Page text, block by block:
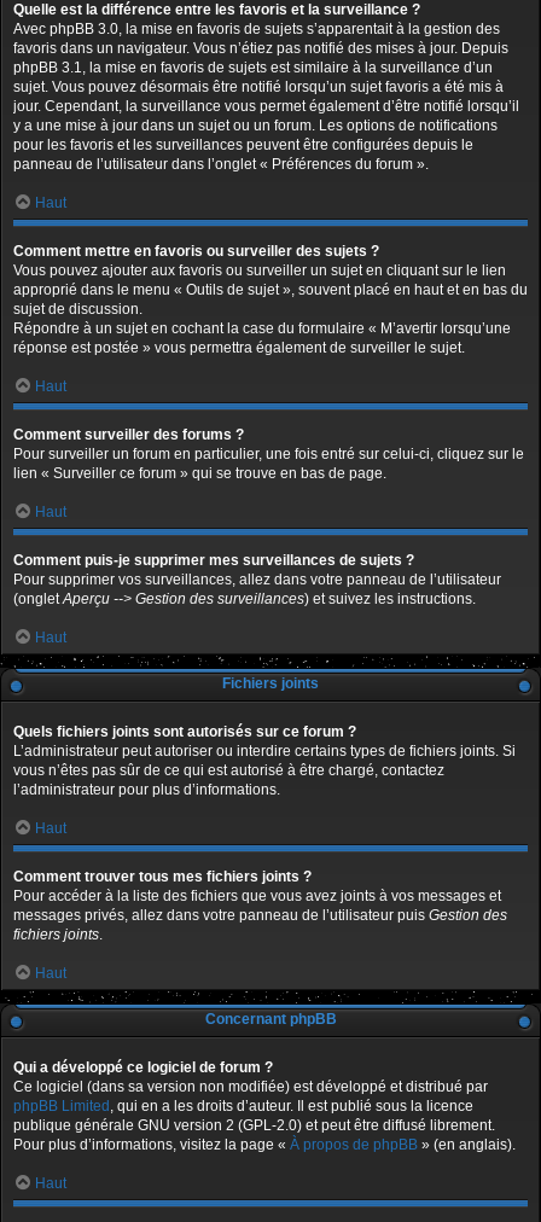
Quelle est la différence entre les favoris et la surveillance ?
Avec phpBB 3.0, la mise en favoris de sujets s’apparentait à la gestion des
favoris dans un navigateur. Vous n’étiez pas notifié des mises à jour. Depuis
phpBB 3.1, la mise en favoris de sujets est similaire à la surveillance d’un
sujet. Vous pouvez désormais être notifié lorsqu’un sujet favoris a été mis à
jour. Cependant, la surveillance vous permet également d’être notifié lorsqu’il
y a une mise à jour dans un sujet ou un forum. Les options de notifications
pour les favoris et les surveillances peuvent être configurées depuis le
panneau de l’utilisateur dans l’onglet « Préférences du forum ».
Haut
Comment mettre en favoris ou surveiller des sujets ?
Vous pouvez ajouter aux favoris ou surveiller un sujet en cliquant sur le lien
approprié dans le menu « Outils de sujet », souvent placé en haut et en bas du
sujet de discussion.
Répondre à un sujet en cochant la case du formulaire « M’avertir lorsqu’une
réponse est postée » vous permettra également de surveiller le sujet.
Haut
Comment surveiller des forums ?
Pour surveiller un forum en particulier, une fois entré sur celui-ci, cliquez sur le
lien « Surveiller ce forum » qui se trouve en bas de page.
Haut
Comment puis-je supprimer mes surveillances de sujets ?
Pour supprimer vos surveillances, allez dans votre panneau de l’utilisateur
(ongletAperçu --> Gestion des surveillances) et suivez les instructions.
Haut
Fichiers joints
Quels fichiers joints sont autorisés sur ce forum ?
L’administrateur peut autoriser ou interdire certains types de fichiers joints. Si
vous n’êtes pas sûr de ce qui est autorisé à être chargé, contactez
l’administrateur pour plus d’informations.
Haut
Comment trouver tous mes fichiers joints ?
Pour accéder à la liste des fichiers que vous avez joints à vos messages et
messages privés, allez dans votre panneau de l’utilisateur puis Gestion des
fichiers joints.
Haut
Concernant phpBB
Qui a développé ce logiciel de forum ?
Ce logiciel (dans sa version non modifiée) est développé et distribué par
phpBB Limited , qui en a les droits d’auteur. Il est publié sous la licence
publique générale GNU version 2 (GPL-2.0) et peut être diffusé librement.
Pour plus d’informations, visitez la page « À propos de phpBB » (en anglais).
Haut